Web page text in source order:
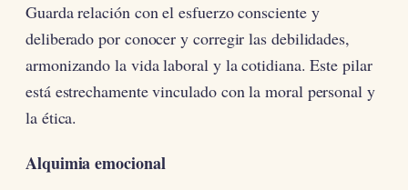
Guarda relación con el esfuerzo consciente y
deliberado por conocer y corregir las debilidades,
armonizando la vida laboral y la cotidiana. Este pilar
está estrechamente vinculado con la moral personal y
la ética.
Alquimia emocional